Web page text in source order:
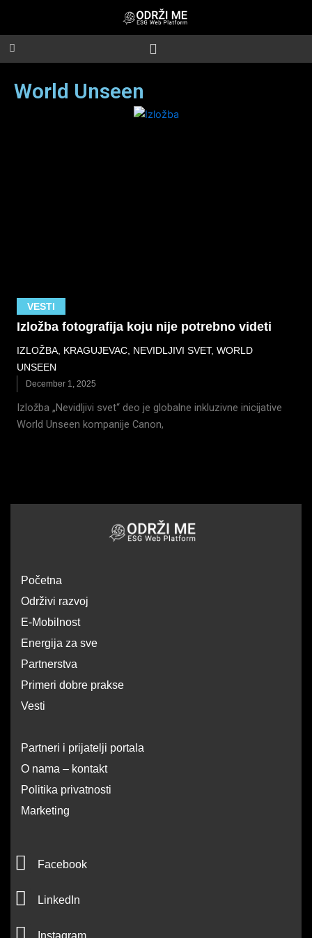
content
World Unseen
VESTI
Izložba fotografija koju nije potrebno videti
IZLOŽBA KRAGUJEVAC NEVIDLJIVI SVET, WORLD
UNSEEN
December 1, 2025
Izložba „Nevidljivi svet“ deo je globalne inkluzivne inicijative
World Unseen kompanije Canon,
Početna
Održivi razvoj
E-Mobilnost
Energija za sve
Partnerstva
Primeri dobre prakse
Vesti
Partneri i prijatelji portala
O nama – kontakt
Politika privatnosti
Marketing
F
c
e
Facebook
L
LinkedIn
Instagram